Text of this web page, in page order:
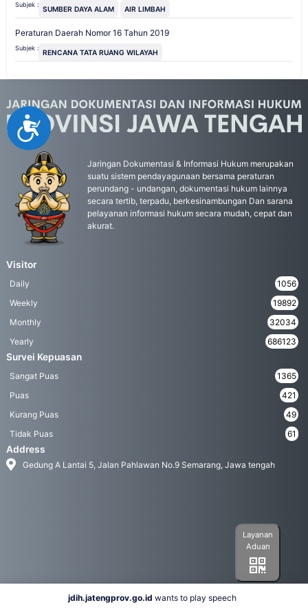
Accessibility
Subjek : SUMBER DAYA ALAM AIR LIMBAH
Peraturan Daerah Nomor 16 Tahun 2019
Subjek : RENCANA TATA RUANG WILAYAH
Jaringan Dokumentasi & Informasi Hukum merupakan
suatu sistem pendayagunaan bersama peraturan
perundang - undangan, dokumentasi hukum lainnya
secara tertib, terpadu, berkesinambungan Dan sarana
pelayanan informasi hukum secara mudah, cepat dan
akurat.
Visitor
Daily
1056
Weekly
19892
Monthly
32034
Yearly
686123
Survei Kepuasan
Sangat Puas
1365
Puas
421
Kurang Puas
49
Tidak Puas
61
Address
Gedung A Lantai 5, Jalan Pahlawan No.9 Semarang, Jawa tengah
Layanan
Aduan
jdih.jatengprov.go.id wants to play speech